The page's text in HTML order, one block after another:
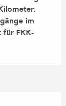
im
für FKK-